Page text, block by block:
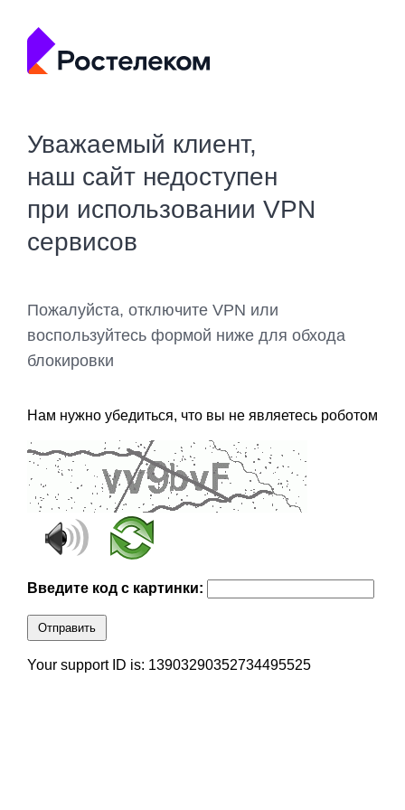
Уважаемый клиент,
наш сайт недоступен
при использовании VPN
сервисов
Пожалуйста, отключите VPN или
воспользуйтесь формой ниже для обхода
блокировки
Нам нужно убедиться, что вы не являетесь роботом
Введите код с картинки:
Отправить
Your support ID is: 13903290352734495525